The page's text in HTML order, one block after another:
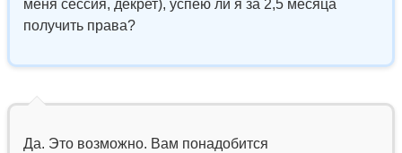
меня сессия, декрет), успею ли я за 2,5 месяца
получить права?
Да. Это возможно. Вам понадобится